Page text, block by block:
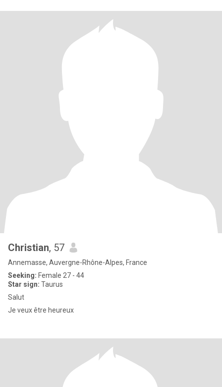
Christian, 57
Annemasse, Auvergne-Rhône-Alpes, France
Seeking: Female 27 - 44
Star sign: Taurus
Salut
Je veux être heureux